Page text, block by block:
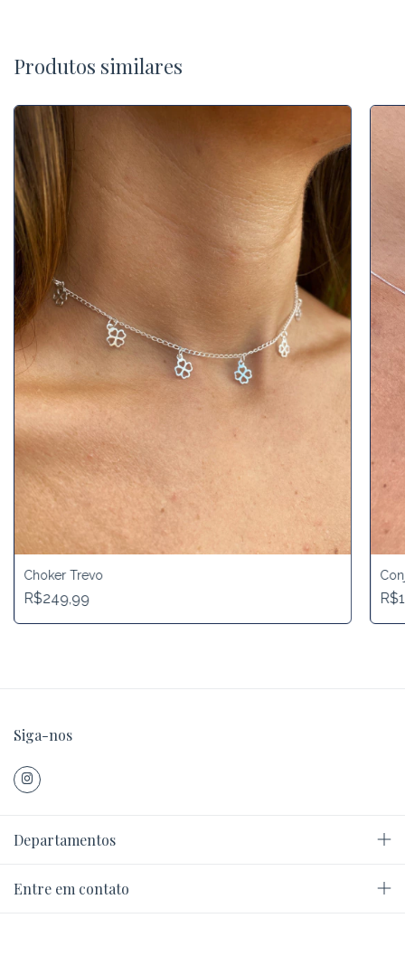
Produtos similares
Choker Trevo
R$249,99
Siga-nos
Departamentos
Entre em contato